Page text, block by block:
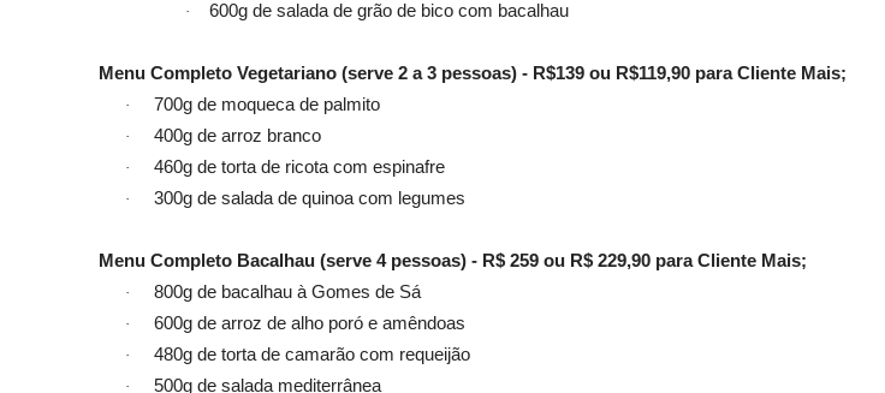
· 600g de salada de grão de bico com bacalhau
Menu Completo Vegetariano (serve 2 a 3 pessoas) - R$139 ou R$119,90 para Cliente Mais;
· 700g de moqueca de palmito
· 400g de arroz branco
· 460g de torta de ricota com espinafre
· 300g de salada de quinoa com legumes
Menu Completo Bacalhau (serve 4 pessoas) - R$ 259 ou R$ 229,90 para Cliente Mais;
· 800g de bacalhau à Gomes de Sá
· 600g de arroz de alho poró e amêndoas
· 480g de torta de camarão com requeijão
· 500g de salada mediterrânea